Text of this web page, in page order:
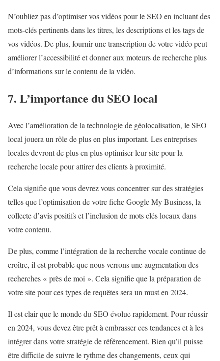
N’oubliez pas d’optimiser vos vidéos pour le SEO en incluant des
mots-clés pertinents dans les titres, les descriptions et les tags de
vos vidéos. De plus, fournir une transcription de votre vidéo peut
améliorer l’accessibilité et donner aux moteurs de recherche plus
d’informations sur le contenu de la vidéo.
7. L’importance du SEO local
Avec l’amélioration de la technologie de géolocalisation, le SEO
local jouera un rôle de plus en plus important. Les entreprises
locales devront de plus en plus optimiser leur site pour la
recherche locale pour attirer des clients à proximité.
Cela signifie que vous devrez vous concentrer sur des stratégies
telles que l’optimisation de votre fiche Google My Business, la
collecte d’avis positifs et l’inclusion de mots clés locaux dans
votre contenu.
De plus, comme l’intégration de la recherche vocale continue de
croître, il est probable que nous verrons une augmentation des
recherches « près de moi ». Cela signifie que la préparation de
votre site pour ces types de requêtes sera un must en 2024.
Il est clair que le monde du SEO évolue rapidement. Pour réussir
en 2024, vous devez être prêt à embrasser ces tendances et à les
intégrer dans votre stratégie de référencement. Bien qu’il puisse
être difficile de suivre le rythme des changements, ceux qui